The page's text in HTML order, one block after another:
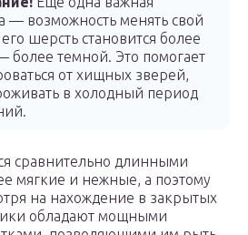
— возможность менять свой
шерсть становится более
более темной. Это помогает
от хищных зверей,
в холодный период
сравнительно длинными
мягкие и нежные, а поэтому
на нахождение в закрытых
обладают мощными